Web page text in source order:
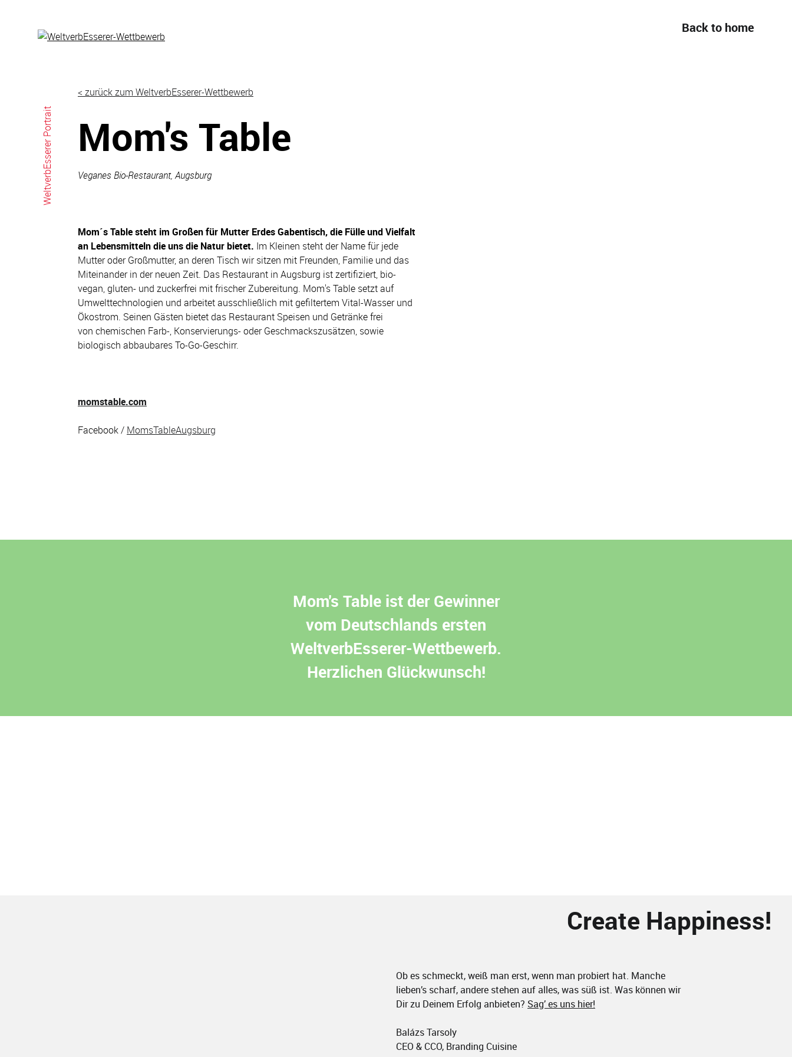
Back to home
WeltverbEsserer Portrait
< zurück zum WeltverbEsserer-Wettbewerb
Mom's Table
Veganes Bio-Restaurant, Augsburg
Mom´s Table steht im Großen für Mutter Erdes Gabentisch, die Fülle und Vielfalt
an Lebensmitteln die uns die Natur bietet. Im Kleinen steht der Name für jede
Mutter oder Großmutter, an deren Tisch wir sitzen mit Freunden, Familie und das
Miteinander in der neuen Zeit. Das Restaurant in Augsburg ist zertifiziert, bio-
vegan, gluten- und zuckerfrei mit frischer Zubereitung. Mom's Table setzt auf
Umwelttechnologien und arbeitet ausschließlich mit gefiltertem Vital-Wasser und
Ökostrom. Seinen Gästen bietet das Restaurant Speisen und Getränke frei
von chemischen Farb-, Konservierungs- oder Geschmackszusätzen, sowie
biologisch abbaubares To-Go-Geschirr.
momstable.com
Facebook / MomsTableAugsburg
Mom's Table ist der Gewinner
vom Deutschlands ersten
WeltverbEsserer-Wettbewerb.
Herzlichen Glückwunsch!
Create Happiness!
Ob es schmeckt, weiß man erst, wenn man probiert hat. Manche
lieben’s scharf, andere stehen auf alles, was süß ist. Was können wir
Dir zu Deinem Erfolg anbieten? Sag’ es uns hier!
Balázs Tarsoly
CEO & CCO, Branding Cuisine